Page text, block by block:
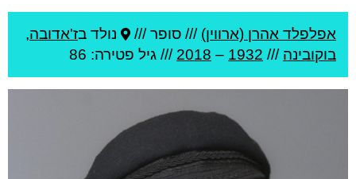
אפלפלד אהרן (ארווין) /// סופר /// נולד בז'אדובה,
בוקובינה ///
1932
–
2018 /// גיל פטירה: 86